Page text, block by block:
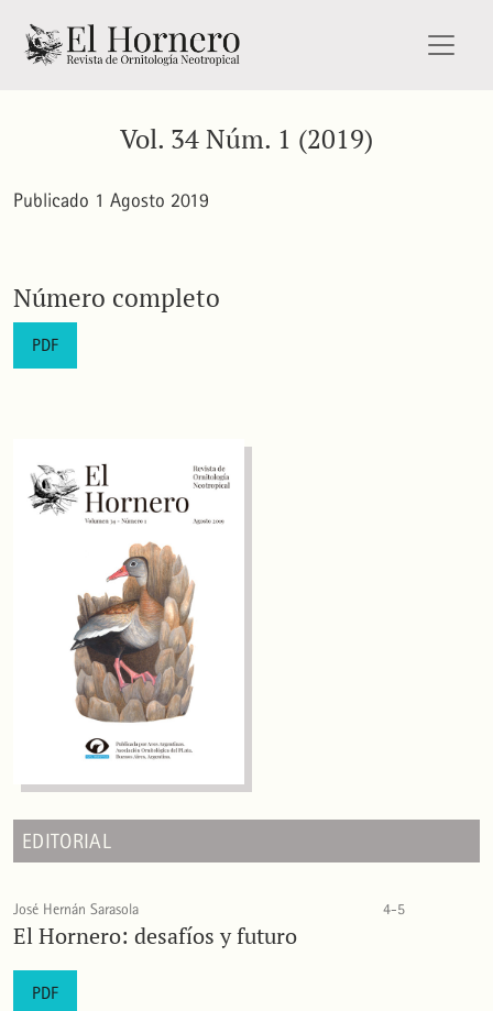
Vol. 34 Núm. 1 (2019)
Vol. 34 Núm. 1 (2019)
Publicado 1 Agosto 2019
Número completo
PDF
EDITORIAL
José Hernán Sarasola 4-5
El Hornero: desafíos y futuro
PDF